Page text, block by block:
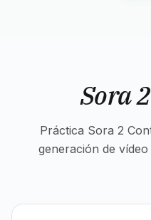
Sora
Práctica Sora 2
generación de